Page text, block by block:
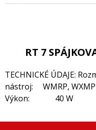
RT 7
TECHNICKÉ ÚDAJE:
nástroj: WMRP,
Výkon: 40 W